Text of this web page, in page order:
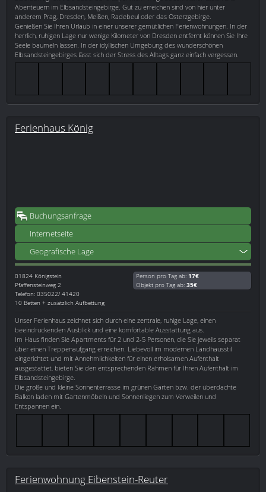
Abenteuern im Elbsandsteingebirge. Gut zu erreichen sind von hier unter
anderem Prag, Dresden, Meißen, Radebeul oder das Osterzgebirge.
Genießen Sie Ihren Urlaub in einer unserer gemütlichen Ferienwohnungen. In der
herrlich, ruhigen Lage nur wenige Kilometer von Dresden entfernt können Sie Ihre
Seele baumeln lassen. In der idyllischen Umgebung des wunderschönen
Elbsandsteingebirges lässt sich der Stress des Alltags ganz einfach vergessen.
Ferienhaus König
Buchungsanfrage
Internetseite
Geografische Lage
01824 Königstein
Pfaffensteinweg 2
Telefon: 035022/ 41420
10 Betten + zusätzlich Aufbettung
Person pro Tag ab: 17€
Objekt pro Tag ab: 35€
Unser Ferienhaus zeichnet sich durch eine zentrale, ruhige Lage, einen
beeindruckenden Ausblick und eine komfortable Ausstattung aus.
Im Haus finden Sie Apartments für 2 und 2-5 Personen, die Sie jeweils separat
über einen Treppenaufgang erreichen. Liebevoll im modernen Landhausstil
eingerichtet und mit Annehmlichkeiten für einen erholsamen Aufenthalt
ausgestattet, bieten Sie den entsprechenden Rahmen für Ihren Aufenthalt im
Elbsandsteingebirge.
Die große und kleine Sonnenterrasse im grünen Garten bzw. der überdachte
Balkon laden mit Gartenmöbeln und Sonnenliegen zum Verweilen und
Entspannen ein.
Ferienwohnung Eibenstein-Reuter